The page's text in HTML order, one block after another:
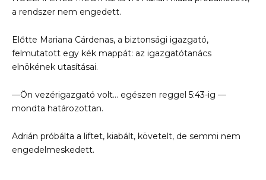
a rendszer nem engedett.
Előtte Mariana Cárdenas, a biztonsági igazgató,
felmutatott egy kék mappát: az igazgatótanács
elnökének utasításai.
—Ön vezérigazgató volt… egészen reggel 5:43-ig —
mondta határozottan.
Adrián próbálta a liftet, kiabált, követelt, de semmi nem
engedelmeskedett.